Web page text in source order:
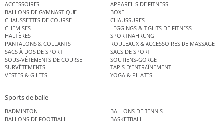
ACCESSOIRES
APPAREILS DE FITNESS
BALLONS DE GYMNASTIQUE
BOXE
CHAUSSETTES DE COURSE
CHAUSSURES
CHEMISES
LEGGINGS & TIGHTS DE FITNESS
HALTÈRES
SPORTNAHRUNG
PANTALONS & COLLANTS
ROULEAUX & ACCESSOIRES DE MASSAGE
SACS À DOS DE SPORT
SACS DE SPORT
SOUS-VÊTEMENTS DE COURSE
SOUTIENS-GORGE
SURVÊTEMENTS
TAPIS D’ENTRAÎNEMENT
VESTES & GILETS
YOGA & PILATES
Sports de balle
BADMINTON
BALLONS DE TENNIS
BALLONS DE FOOTBALL
BASKETBALL